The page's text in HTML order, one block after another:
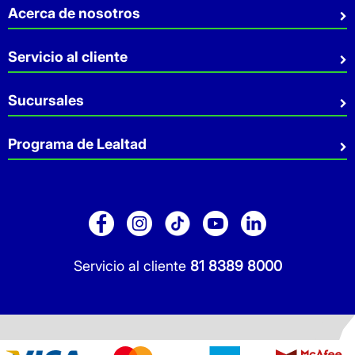
Servicio al cliente 81 8389 8000
Acerca de nosotros
Quiénes somos
Sostenibilidad
Aviso de privacidad
Servicio al cliente
Preguntas Frecuentes
Contacto
Facturación
Sucursales
Sucursales
Servicio a Domicilio
Pago de Servicios
Programa de Lealtad
Folleto Promocional
Sitio Dermocosmética